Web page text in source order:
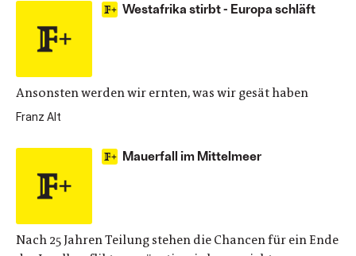
Westafrika stirbt - Europa schläft
Ansonsten werden wir ernten, was wir gesät haben
Franz Alt
Mauerfall im Mittelmeer
Nach 25 Jahren Teilung stehen die Chancen für ein Ende